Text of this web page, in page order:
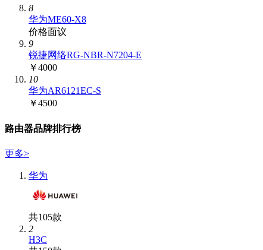
8
华为ME60-X8
价格面议
9
锐捷网络RG-NBR-N7204-E
￥4000
10
华为AR6121EC-S
￥4500
路由器品牌排行榜
更多>
华为
共105款
2
H3C